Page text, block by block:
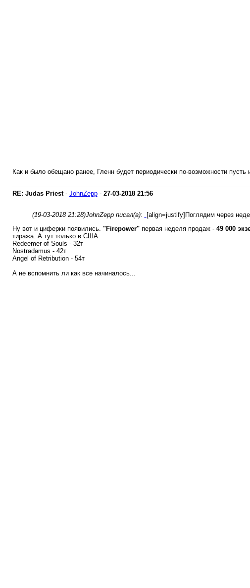
Как и было обещано ранее, Гленн будет периодически по-возможности пусть
RE: Judas Priest- JohnZepp- 27-03-2018 21:56
(19-03-2018 21:28)JohnZepp писал(а):
[align=justify]Поглядим через
Ну вот и циферки появились. "Firepower"первая неделя продаж - 49 000
тиража. А тут только в США.
Redeemer of Souls - 32т
Nostradamus - 42т
Angel of Retribution - 54т
А не вспомнить ли как все начиналось...